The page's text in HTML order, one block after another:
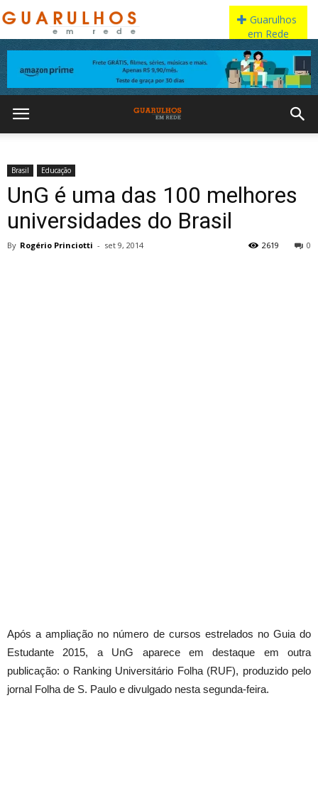
Brasil Educação
UnG é uma das 100 melhores
universidades do Brasil
By Rogério Princiotti - set 9, 2014 0
2619
Após a ampliação no número de cursos estrelados no Guia do
Estudante 2015, a UnG aparece em destaque em outra
publicação: o Ranking Universitário Folha (RUF), produzido pelo
jornal Folha de S. Paulo e divulgado nesta segunda-feira.